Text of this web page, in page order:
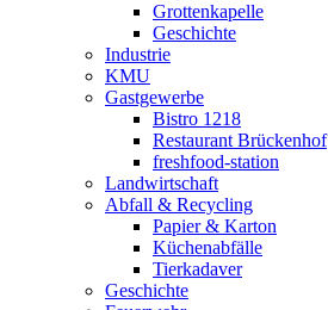
Grottenkapelle
Geschichte
Industrie
KMU
Gastgewerbe
Bistro 1218
Restaurant Brückenhof
freshfood-station
Landwirtschaft
Abfall & Recycling
Papier & Karton
Küchenabfälle
Tierkadaver
Geschichte